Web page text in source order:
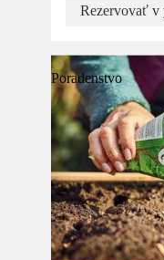
Rezervovať v
Poradenstvo